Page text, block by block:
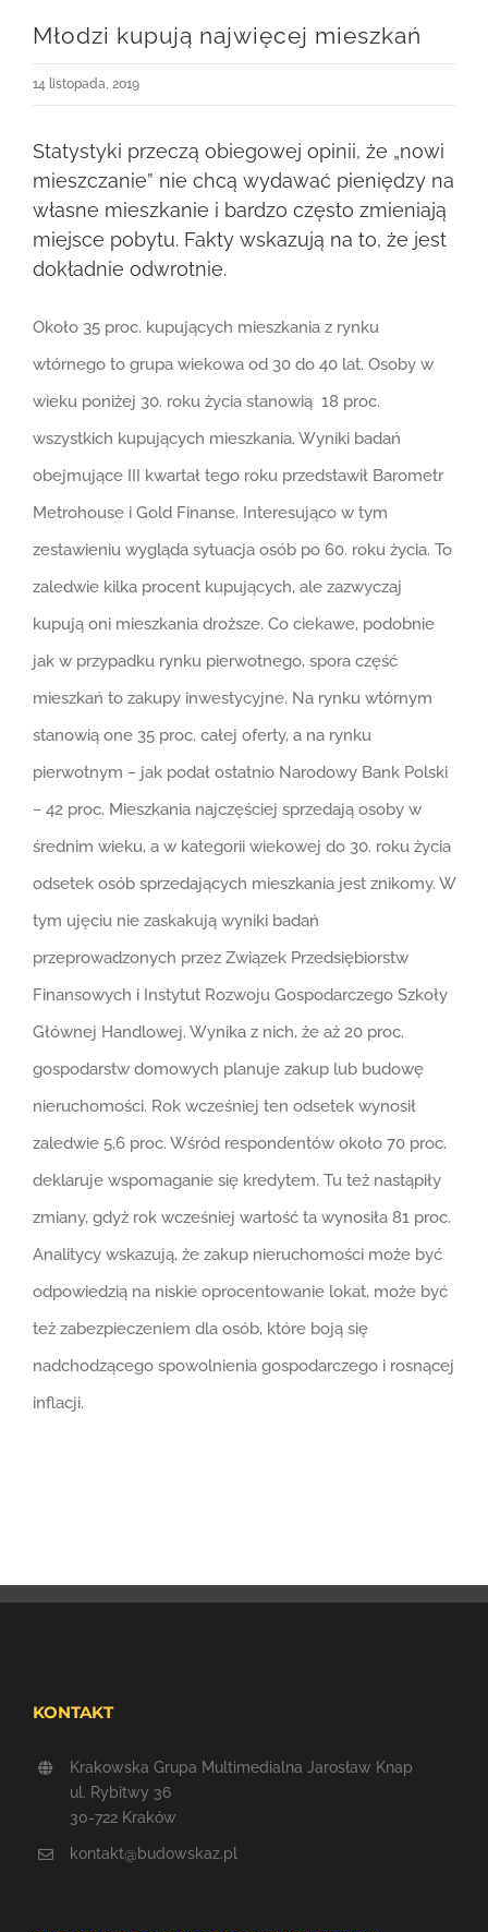
Młodzi kupują najwięcej mieszkań
14 listopada, 2019
Statystyki przeczą obiegowej opinii, że „nowi
mieszczanie” nie chcą wydawać pieniędzy na
własne mieszkanie i bardzo często zmieniają
miejsce pobytu. Fakty wskazują na to, że jest
dokładnie odwrotnie.
Około 35 proc. kupujących mieszkania z rynku
wtórnego to grupa wiekowa od 30 do 40 lat. Osoby w
wieku poniżej 30. roku życia stanowią 18 proc.
wszystkich kupujących mieszkania. Wyniki badań
obejmujące III kwartał tego roku przedstawił Barometr
Metrohouse i Gold Finanse. Interesująco w tym
zestawieniu wygląda sytuacja osób po 60. roku życia. To
zaledwie kilka procent kupujących, ale zazwyczaj
kupują oni mieszkania droższe. Co ciekawe, podobnie
jak w przypadku rynku pierwotnego, spora część
mieszkań to zakupy inwestycyjne. Na rynku wtórnym
stanowią one 35 proc. całej oferty, a na rynku
pierwotnym − jak podał ostatnio Narodowy Bank Polski
− 42 proc. Mieszkania najczęściej sprzedają osoby w
średnim wieku, a w kategorii wiekowej do 30. roku życia
odsetek osób sprzedających mieszkania jest znikomy. W
tym ujęciu nie zaskakują wyniki badań
przeprowadzonych przez Związek Przedsiębiorstw
Finansowych i Instytut Rozwoju Gospodarczego Szkoły
Głównej Handlowej. Wynika z nich, że aż 20 proc.
gospodarstw domowych planuje zakup lub budowę
nieruchomości. Rok wcześniej ten odsetek wynosił
zaledwie 5,6 proc. Wśród respondentów około 70 proc.
deklaruje wspomaganie się kredytem. Tu też nastąpiły
zmiany, gdyż rok wcześniej wartość ta wynosiła 81 proc.
Analitycy wskazują, że zakup nieruchomości może być
odpowiedzią na niskie oprocentowanie lokat, może być
też zabezpieczeniem dla osób, które boją się
nadchodzącego spowolnienia gospodarczego i rosnącej
inflacji.
KONTAKT
Krakowska Grupa Multimedialna Jarosław Knap
ul. Rybitwy 36
30-722 Kraków
kontakt@budowskaz.pl